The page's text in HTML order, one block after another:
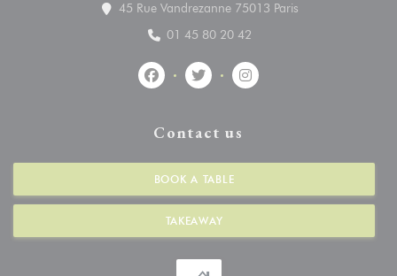
45 Rue Vandrezanne 75013 Paris
01 45 80 20 42
Facebook ((opens in a new window))
Twitter ((opens in a new
Instagram ((opens in a
Contact us
BOOK A TABLE
TAKEAWAY